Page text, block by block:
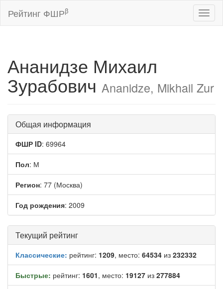
Рейтинг ФШРβ
Ананидзе Михаил
Зурабович Ananidze, Mikhail Zur
Общая информация
ФШР ID: 69964
Пол: М
Регион: 77 (Москва)
Год рождения: 2009
Текущий рейтинг
Классические: рейтинг: 1209, место: 64534 из 232332
Быстрые: рейтинг: 1601, место: 19127 из 277884